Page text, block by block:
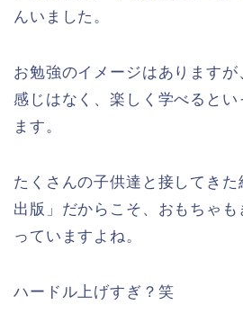
んいました。
お勉強のイメージはあります
感じはなく、楽しく学べると
ます。
たくさんの子供達と接してき
出版」だからこそ、おもちゃ
っていますよね。
ハードル上げすぎ？笑